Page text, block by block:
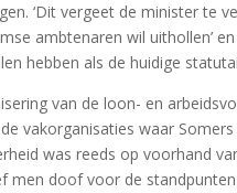
‘Dit vergeet de minister te
ambtenaren wil uithollen’
hebben als de huidige
van de loon- en
vakorganisaties waar
was reeds op voorhand
doof voor de standpunten